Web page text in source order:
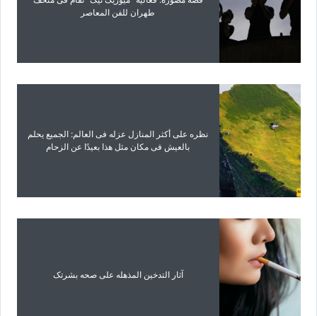
طهران للفن المعاصر
نظره على أکثر المنازل عزله فی العالم: الجمیع یحلم
بالعیش فی مکان مثل هذا بعیدًا عن الزحام
آثار التدخین المذهله على صحه بشرتک